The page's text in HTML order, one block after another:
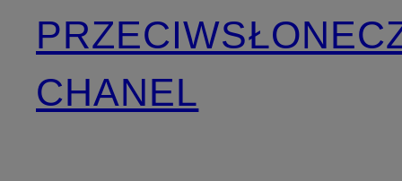
CHANEL